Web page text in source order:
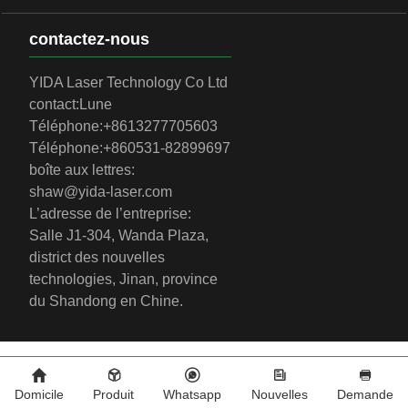
contactez-nous
YIDA Laser Technology Co Ltd
contact: Lune
Téléphone:+8613277705603
Téléphone:+860531-82899697
boîte aux lettres:
shaw@yida-laser.com
L’adresse de l’entreprise:
Salle J1-304, Wanda Plaza,
district des nouvelles
technologies, Jinan, province
du Shandong en Chine.
Domicile Produit Whatsapp Nouvelles Demande